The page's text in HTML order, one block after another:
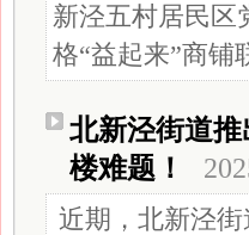
新泾五村居民区
格“益起来”商铺
北新泾街道
楼难题！
近期，北新泾